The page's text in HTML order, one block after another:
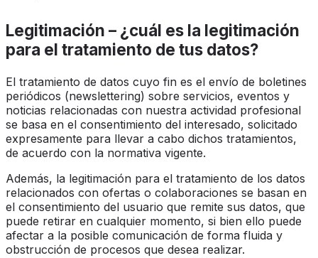
Legitimación – ¿cuál es la legitimación
para el tratamiento de tus datos?
El tratamiento de datos cuyo fin es el envío de boletines
periódicos (newslettering) sobre servicios, eventos y
noticias relacionadas con nuestra actividad profesional
se basa en el consentimiento del interesado, solicitado
expresamente para llevar a cabo dichos tratamientos,
de acuerdo con la normativa vigente.
Además, la legitimación para el tratamiento de los datos
relacionados con ofertas o colaboraciones se basan en
el consentimiento del usuario que remite sus datos, que
puede retirar en cualquier momento, si bien ello puede
afectar a la posible comunicación de forma fluida y
obstrucción de procesos que desea realizar.